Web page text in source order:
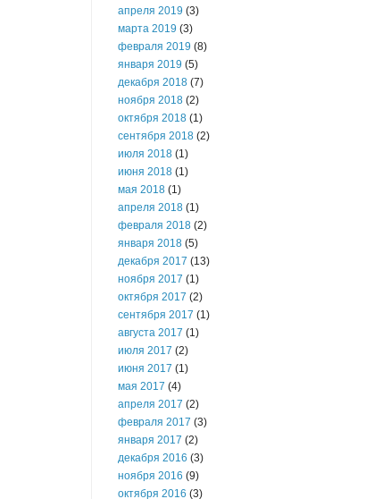
апреля 2019 (3)
марта 2019 (3)
февраля 2019 (8)
января 2019 (5)
декабря 2018 (7)
ноября 2018 (2)
октября 2018 (1)
сентября 2018 (2)
июля 2018 (1)
июня 2018 (1)
мая 2018 (1)
апреля 2018 (1)
февраля 2018 (2)
января 2018 (5)
декабря 2017 (13)
ноября 2017 (1)
октября 2017 (2)
сентября 2017 (1)
августа 2017 (1)
июля 2017 (2)
июня 2017 (1)
мая 2017 (4)
апреля 2017 (2)
февраля 2017 (3)
января 2017 (2)
декабря 2016 (3)
ноября 2016 (9)
октября 2016 (3)